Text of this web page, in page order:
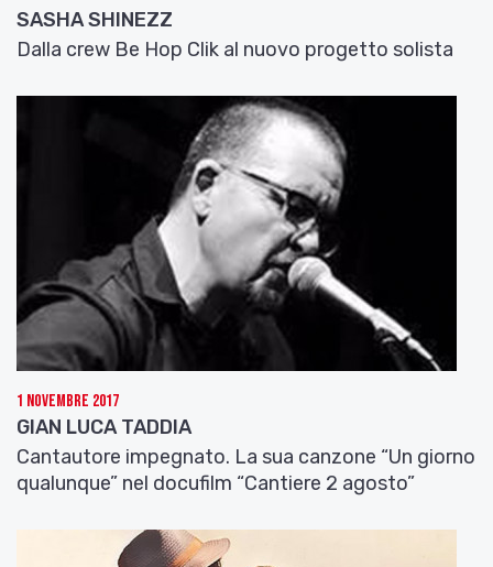
SASHA SHINEZZ
Dalla crew Be Hop Clik al nuovo progetto solista
1 Novembre 2017
GIAN LUCA TADDIA
Cantautore impegnato. La sua canzone “Un giorno
qualunque” nel docufilm “Cantiere 2 agosto”